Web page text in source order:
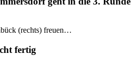
(rechts) freuen…
fertig